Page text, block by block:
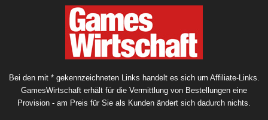
Bei den mit * gekennzeichneten Links handelt es sich um Affiliate-Links.
GamesWirtschaft erhält für die Vermittlung von Bestellungen eine
Provision - am Preis für Sie als Kunden ändert sich dadurch nichts.